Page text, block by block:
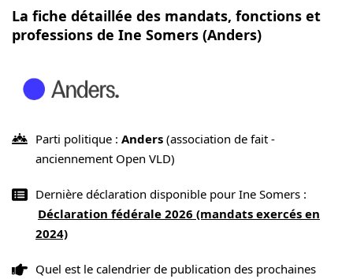
La fiche détaillée des mandats, fonctions et
professions de Ine Somers (Anders)
Parti politique : Anders (association de fait -
anciennement Open VLD)
Dernière déclaration disponible pour Ine Somers :
Déclaration fédérale 2026 (mandats exercés en
2024)
Quel est le calendrier de publication des prochaines